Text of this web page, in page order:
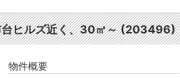
ヒルズ近く、30㎡～ (203496)
物件概要